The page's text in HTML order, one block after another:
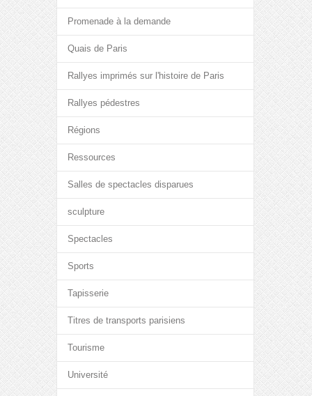
Promenade à la demande
Quais de Paris
Rallyes imprimés sur l'histoire de Paris
Rallyes pédestres
Régions
Ressources
Salles de spectacles disparues
sculpture
Spectacles
Sports
Tapisserie
Titres de transports parisiens
Tourisme
Université